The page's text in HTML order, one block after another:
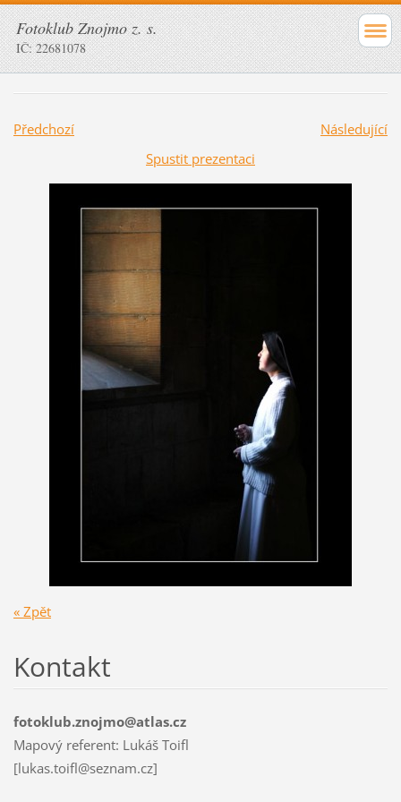
Fotoklub Znojmo z. s.
IČ: 22681078
Předchozí
Následující
Spustit prezentaci
« Zpět
Kontakt
fotoklub.znojmo@atlas.cz
Mapový referent: Lukáš Toifl
[lukas.toifl@seznam.cz]